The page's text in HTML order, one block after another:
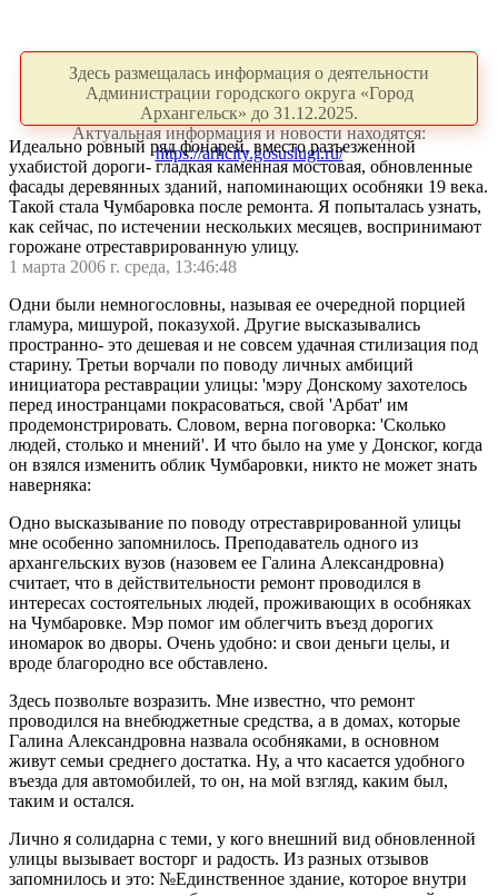
Здесь размещалась информация о деятельности
Администрации городского округа «Город
Архангельск» до 31.12.2025.
Актуальная информация и новости находятся:
https://arhcity.gosuslugi.ru/
Идеально ровный ряд фонарей, вместо разъезженной
ухабистой дороги- гладкая каменная мостовая, обновленные
фасады деревянных зданий, напоминающих особняки 19 века.
Такой стала Чумбаровка после ремонта. Я попыталась узнать,
как сейчас, по истечении нескольких месяцев, воспринимают
горожане отреставрированную улицу.
1 марта 2006 г. среда, 13:46:48
Одни были немногословны, называя ее очередной порцией
гламура, мишурой, показухой. Другие высказывались
пространно- это дешевая и не совсем удачная стилизация под
старину. Третьи ворчали по поводу личных амбиций
инициатора реставрации улицы: 'мэру Донскому захотелось
перед иностранцами покрасоваться, свой 'Арбат' им
продемонстрировать. Словом, верна поговорка: 'Сколько
людей, столько и мнений'. И что было на уме у Донског, когда
он взялся изменить облик Чумбаровки, никто не может знать
наверняка:
Одно высказывание по поводу отреставрированной улицы
мне особенно запомнилось. Преподаватель одного из
архангельских вузов (назовем ее Галина Александровна)
считает, что в действительности ремонт проводился в
интересах состоятельных людей, проживающих в особняках
на Чумбаровке. Мэр помог им облегчить въезд дорогих
иномарок во дворы. Очень удобно: и свои деньги целы, и
вроде благородно все обставлено.
Здесь позвольте возразить. Мне известно, что ремонт
проводился на внебюджетные средства, а в домах, которые
Галина Александровна назвала особняками, в основном
живут семьи среднего достатка. Ну, а что касается удобного
въезда для автомобилей, то он, на мой взгляд, каким был,
таким и остался.
Лично я солидарна с теми, у кого внешний вид обновленной
улицы вызывает восторг и радость. Из разных отзывов
запомнилось и это: №Единственное здание, которое внутри